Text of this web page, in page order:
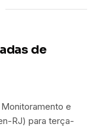
de
e
RJ) para terça-